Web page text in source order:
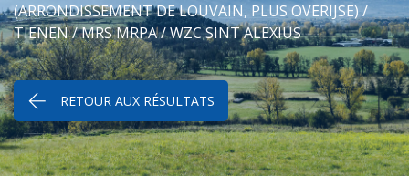
(ARRONDISSEMENT DE LOUVAIN, PLUS OVERIJSE) /
TIENEN/MRS MRPA/ WZC SINT ALEXIUS
RETOUR AUX RÉSULTATS